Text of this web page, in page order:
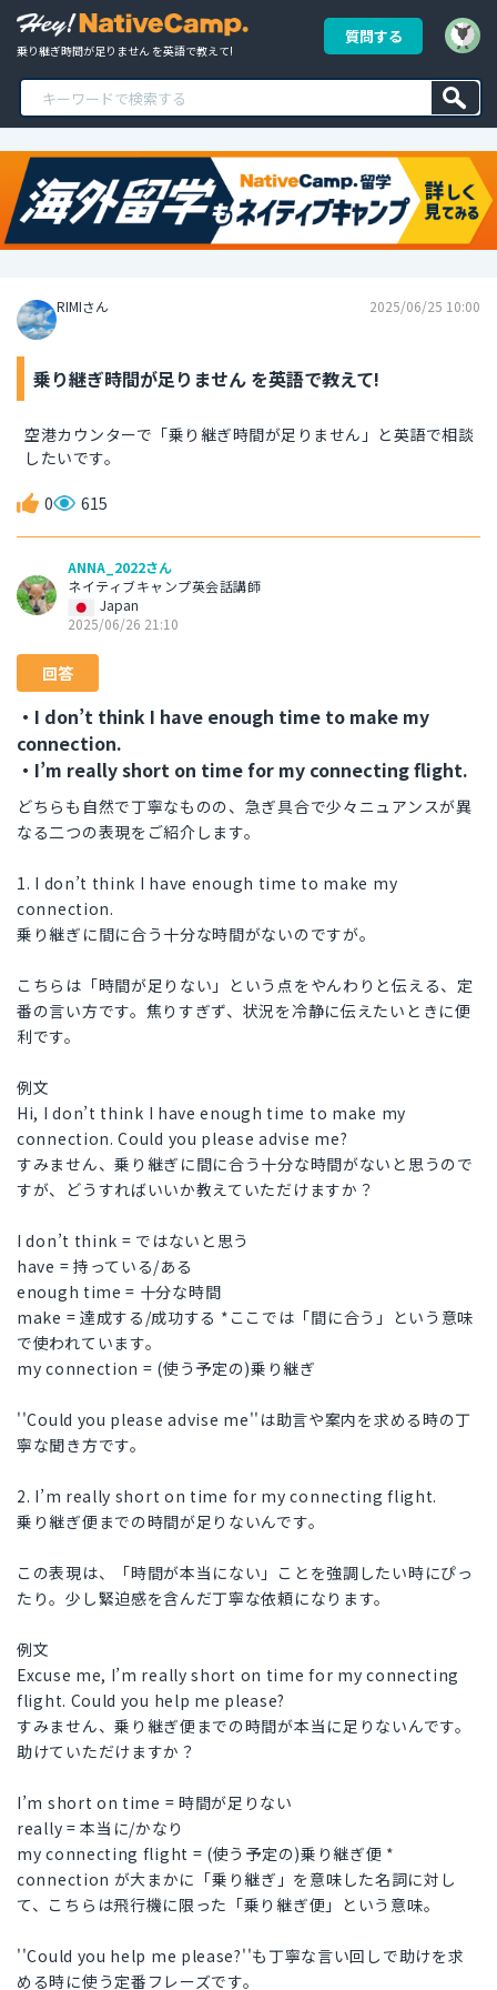
乗り継ぎ時間が足りません を英語で教えて!
質問する
RIMIさん 2025/06/25 10:00
乗り継ぎ時間が足りません を英語で教えて!
空港カウンターで「乗り継ぎ時間が足りません」と英語で相談
したいです。
0 615
ANNA_2022さん
ネイティブキャンプ英会話講師
Japan
2025/06/26 21:10
回答
・I don’t think I have enough time to make my
connection.
・I’m really short on time for my connecting flight.
どちらも自然で丁寧なものの、急ぎ具合で少々ニュアンスが異
なる二つの表現をご紹介します。
1. I don’t think I have enough time to make my
connection.
乗り継ぎに間に合う十分な時間がないのですが。
こちらは「時間が足りない」という点をやんわりと伝える、定
番の言い方です。焦りすぎず、状況を冷静に伝えたいときに便
利です。
例文
Hi, I don’t think I have enough time to make my
connection. Could you please advise me?
すみません、乗り継ぎに間に合う十分な時間がないと思うので
すが、どうすればいいか教えていただけますか？
I don’t think = ではないと思う
have = 持っている/ある
enough time = 十分な時間
make = 達成する/成功する *ここでは「間に合う」という意味
で使われています。
my connection = (使う予定の)乗り継ぎ
''Could you please advise me''は助言や案内を求める時の丁
寧な聞き方です。
2. I’m really short on time for my connecting flight.
乗り継ぎ便までの時間が足りないんです。
この表現は、「時間が本当にない」ことを強調したい時にぴっ
たり。少し緊迫感を含んだ丁寧な依頼になります。
例文
Excuse me, I’m really short on time for my connecting
flight. Could you help me please?
すみません、乗り継ぎ便までの時間が本当に足りないんです。
助けていただけますか？
I’m short on time = 時間が足りない
really = 本当に/かなり
my connecting flight = (使う予定の)乗り継ぎ便 *
connection が大まかに「乗り継ぎ」を意味した名詞に対し
て、こちらは飛行機に限った「乗り継ぎ便」という意味。
''Could you help me please?''も丁寧な言い回しで助けを求
める時に使う定番フレーズです。